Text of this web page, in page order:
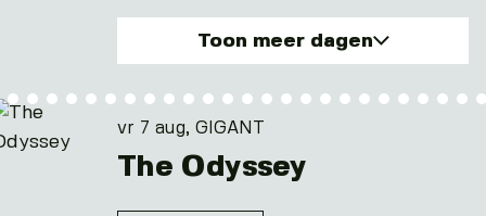
Toon meer dagen
vr. 7 aug 2026
wo. 12 aug 2026
do. 13 aug 2026
vr 7 aug, GIGANT
The Odyssey